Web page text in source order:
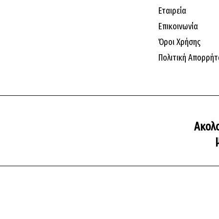
Εταιρεία
Επικοινωνία
Όροι Χρήσης
Πολιτική